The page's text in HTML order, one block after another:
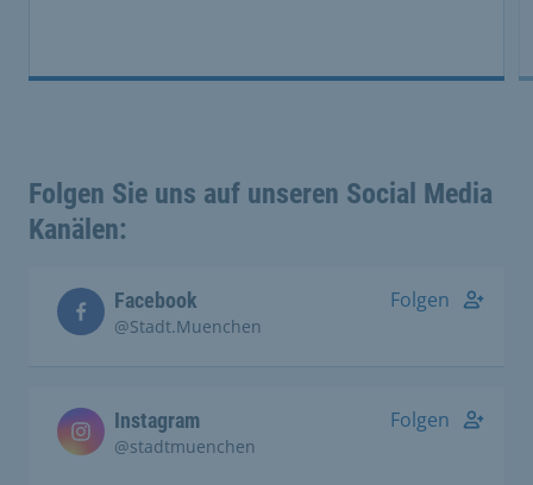
Folgen Sie uns auf unseren Social Media
Kanälen:
Facebook
@Stadt.Muenchen
Folgen
Instagram
@stadtmuenchen
Folgen